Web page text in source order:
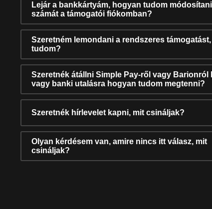
Lejár a bankkártyám, hogyan tudom
számát a támogatói fiókomban?
Szeretném lemondani a rendszeres
tudom?
Szeretnék átállni Simple Pay-ről vagy Barionról
vagy banki utalásra hogyan tudom megtenni?
Szeretnék hírlevelet kapni, mit csináljak?
Olyan kérdésem van, amire nincs itt válasz, mit
csináljak?